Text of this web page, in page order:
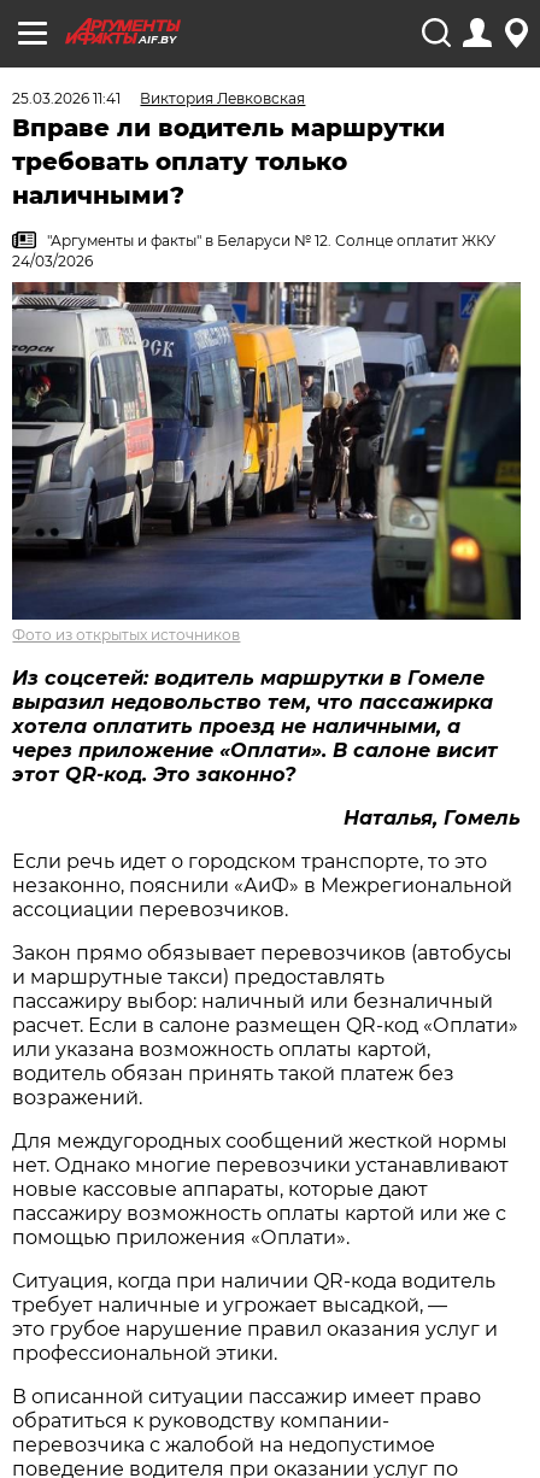
AIF.BY
25.03.2026 11:41 Виктория Левковская
Вправе ли водитель маршрутки
требовать оплату только
наличными?
"Аргументы и факты" в Беларуси № 12. Солнце оплатит ЖКУ
24/03/2026
Фото из открытых источников
Из соцсетей: водитель маршрутки в Гомеле
выразил недовольство тем, что пассажирка
хотела оплатить проезд не наличными, а
через приложение «Оплати». В салоне висит
этот QR-код. Это законно?
Наталья, Гомель
Если речь идет о городском транспорте, то это
незаконно, пояснили «АиФ» в Межрегиональной
ассоциации перевозчиков.
Закон прямо обязывает перевозчиков (автобусы
и маршрутные такси) предоставлять
пассажиру выбор: наличный или безналичный
расчет. Если в салоне размещен QR-код «Оплати»
или указана возможность оплаты картой,
водитель обязан принять такой платеж без
возражений.
Для междугородных сообщений жесткой нормы
нет. Однако многие перевозчики устанавливают
новые кассовые аппараты, которые дают
пассажиру возможность оплаты картой или же с
помощью приложения «Оплати».
Ситуация, когда при наличии QR-кода водитель
требует наличные и угрожает высадкой, —
это грубое нарушение правил оказания услуг и
профессиональной этики.
В описанной ситуации пассажир имеет право
обратиться к руководству компании-
перевозчика с жалобой на недопустимое
поведение водителя при оказании услуг по